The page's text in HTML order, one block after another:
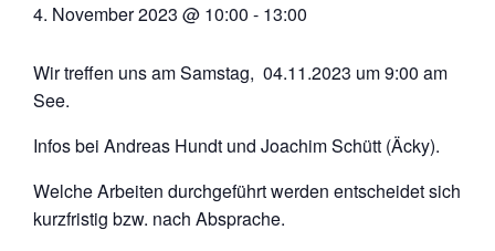
4. November 2023 @ 10:00 - 13:00
Wir treffen uns am Samstag, 04.11.2023 um 9:00 am
See.
Infos bei Andreas Hundt und Joachim Schütt (Äcky).
Welche Arbeiten durchgeführt werden entscheidet sich
kurzfristig bzw. nach Absprache.